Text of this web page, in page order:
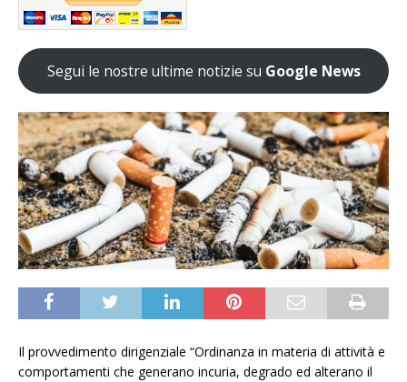
Segui le nostre ultime notizie su Google News
Il provvedimento dirigenziale “Ordinanza in materia di attività e
comportamenti che generano incuria, degrado ed alterano il